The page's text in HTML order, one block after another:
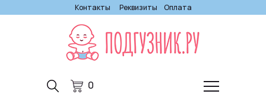
Контакты Реквизиты Оплата
0